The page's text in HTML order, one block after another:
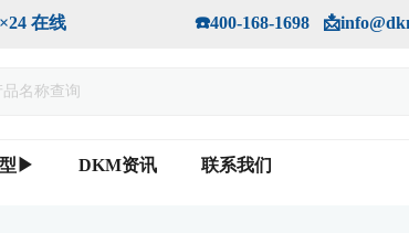
在线                             ☎️400-168-1698
▶ DKM资讯 联系我们